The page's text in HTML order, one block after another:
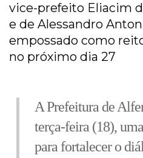
vice-prefeito Eliacim
e de Alessandro
empossado como
no próximo dia 27
A Prefeitura de
terça-feira (18),
para fortalecer o